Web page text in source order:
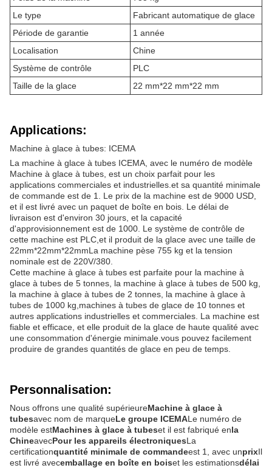
Le type
Fabricant automatique de glace
Période de garantie
1 année
Localisation
Chine
Système de contrôle
PLC
Taille de la glace
22 mm*22 mm*22 mm
Applications:
Machine à glace à tubes: ICEMA
La machine à glace à tubes ICEMA, avec le numéro de modèle
Machine à glace à tubes, est un choix parfait pour les
applications commerciales et industrielles.et sa quantité minimale
de commande est de 1. Le prix de la machine est de 9000 USD,
et il est livré avec un paquet de boîte en bois. Le délai de
livraison est d'environ 30 jours, et la capacité
d'approvisionnement est de 1000. Le système de contrôle de
cette machine est PLC,et il produit de la glace avec une taille de
22mm*22mm*22mmLa machine pèse 755 kg et la tension
nominale est de 220V/380.
Cette machine à glace à tubes est parfaite pour la machine à
glace à tubes de 5 tonnes, la machine à glace à tubes de 500 kg,
la machine à glace à tubes de 2 tonnes, la machine à glace à
tubes de 1000 kg,machines à tubes de glace de 10 tonnes et
autres applications industrielles et commerciales. La machine est
fiable et efficace, et elle produit de la glace de haute qualité avec
une consommation d'énergie minimale.vous pouvez facilement
produire de grandes quantités de glace en peu de temps.
Personnalisation:
Nous offrons une qualité supérieureMachine à glace à
tubesavec nom de marqueLe groupe ICEMALe numéro de
modèle estMachines à glace à tubeset il est fabriqué enla
ChineavecPour les appareils électroniquesLa
certificationquantité minimale de commandeest 1, avec unprixIl
est livré avecemballage en boîte en boiset les estimationsdélai